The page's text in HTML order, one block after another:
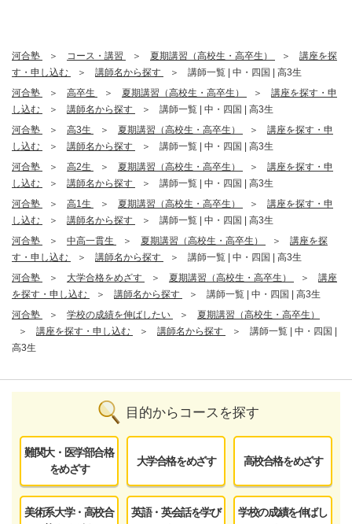
河合塾 コース・講習 夏期講習（高校生・高卒生）
講座を探
す・申し込む
講師名から探す
講師一覧 | 中・四国 | 高3生
河合塾
高卒生 夏期講習（高校生・高卒生）
講座を探す・申
し込む
講師名から探す
講師一覧 | 中・四国 | 高3生
河合塾
高3生 夏期講習（高校生・高卒生）
講座を探す・申
し込む
講師名から探す
講師一覧 | 中・四国 | 高3生
河合塾
高2生 夏期講習（高校生・高卒生）
講座を探す・申
し込む
講師名から探す
講師一覧 | 中・四国 | 高3生
河合塾
高1生 夏期講習（高校生・高卒生）
講座を探す・申
し込む
講師名から探す
講師一覧 | 中・四国 | 高3生
河合塾
中高一貫生 夏期講習（高校生・高卒生）
講座を探
す・申し込む
講師名から探す
講師一覧 | 中・四国 | 高3生
河合塾
大学合格をめざす 夏期講習（高校生・高卒生）
講座
を探す・申し込む
講師名から探す
講師一覧 | 中・四国 | 高3生
河合塾
学校の成績を伸ばしたい
夏期講習（高校生・高卒生）
講座を探す・申し込む
講師名から探す
講師一覧 | 中・四国 |
高3生
目的からコースを探す
難関大・医学部合格
をめざす
大学合格をめざす 高校合格をめざす
美術系大学・高校合
英語・英会話を学び
学校の成績を伸ばし